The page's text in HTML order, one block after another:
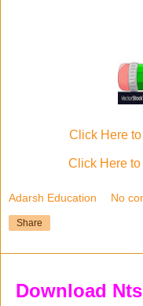
Click Here
Click Here
Adarsh Education No
Share
Download